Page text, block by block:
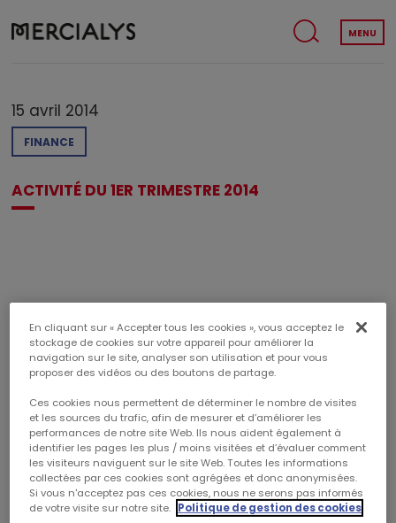
MENU
15 avril 2014
FINANCE
ACTIVITÉ DU 1ER TRIMESTRE 2014
TÉLÉCHARGER LE PDF
Poids du document : 112,43 KB
Catégories
CENTRES COMMERCIAUX RÉALISATIONS
COMMERCIALISATION RSE CORPORATE
En cliquant sur « Accepter tous les cookies », vous acceptez le
stockage de cookies sur votre appareil pour améliorer la
navigation sur le site, analyser son utilisation et pour vous
proposer des vidéos ou des boutons de partage.
Ces cookies nous permettent de déterminer le nombre de visites
et les sources du trafic, afin de mesurer et d’améliorer les
performances de notre site Web. Ils nous aident également à
identifier les pages les plus / moins visitées et d’évaluer comment
les visiteurs naviguent sur le site Web. Toutes les informations
collectées par ces cookies sont agrégées et donc anonymisées.
Si vous n'acceptez pas ces cookies, nous ne serons pas informés
de votre visite sur notre site. Politique de gestion des cookies